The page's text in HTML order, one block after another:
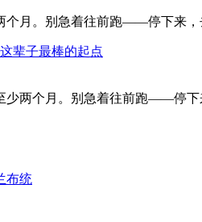
月。别急着往前跑——停下来
辈子最棒的起点
两个月。别急着往前跑——停
布统